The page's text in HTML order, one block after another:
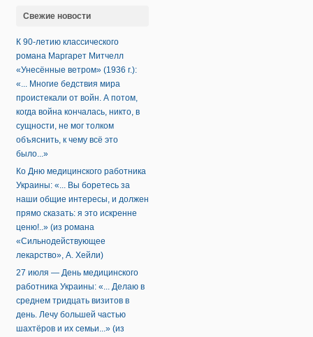
Свежие новости
К 90-летию классического
романа Маргарет Митчелл
«Унесённые ветром» (1936 г.):
«... Многие бедствия мира
проистекали от войн. А потом,
когда война кончалась, никто, в
сущности, не мог толком
объяснить, к чему всё это
было...»
Ко Дню медицинского работника
Украины: «... Вы боретесь за
наши общие интересы, и должен
прямо сказать: я это искренне
ценю!..» (из романа
«Сильнодействующее
лекарство», А. Хейли)
27 июля — День медицинского
работника Украины: «... Делаю в
среднем тридцать визитов в
день. Лечу большей частью
шахтёров и их семьи...» (из